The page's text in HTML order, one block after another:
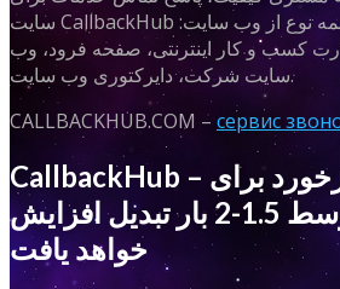
سایت CallbackHub در دسترس برای همه نوع از وب سایت:
کسب و کار اینترنتی، صفحه فرود، وب
سایت شرکت، دایرکتوری وب سایت.
CALLBACKHUB.COM – сервис
CallbackHub – خدمات بازخورد برای
سایت، که توسط 1.5-2 بار تبدیل افزایش
خواهد یافت